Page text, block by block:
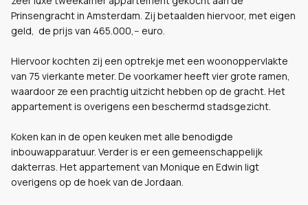
Prinsengracht in Amsterdam. Zij betaalden hiervoor, met eigen
geld, de prijs van 465.000,-- euro.
Hiervoor kochten zij een optrekje met een woonoppervlakte
van 75 vierkante meter. De voorkamer heeft vier grote ramen,
waardoor ze een prachtig uitzicht hebben op de gracht. Het
appartement is overigens een beschermd stadsgezicht.
Koken kan in de open keuken met alle benodigde
inbouwapparatuur. Verder is er een gemeenschappelijk
dakterras. Het appartement van Monique en Edwin ligt
overigens op de hoek van de Jordaan.